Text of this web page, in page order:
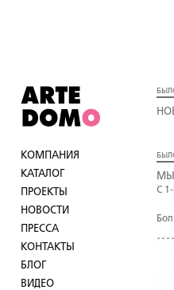
КОМПАНИЯ
КАТАЛОГ
ПРОЕКТЫ
НОВОСТИ
ПРЕССА
КОНТАКТЫ
БЛОГ
ВИДЕО
МЫ
С